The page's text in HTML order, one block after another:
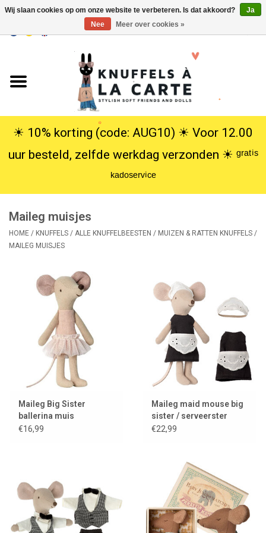
USD
Knuffels
Poppen
SALE
Lookbooks
☀︎ 10% korting (code: AUG10) ☀︎ Voor 12.00
uur besteld, zelfde werkdag verzonden ☀︎ ᵍʳᵃᵗⁱˢ
ᵏᵃᵈᵒˢᵉʳᵛⁱᶜᵉ
Maileg muisjes
HOME / KNUFFELS / ALLE KNUFFELBEESTEN / MUIZEN & RATTEN KNUFFELS /
MAILEG MUISJES
Maileg Big Sister
ballerina muis
€16,99
Maileg maid mouse big
sister / serveerster
€22,99
Wij slaan cookies op om onze website te verbeteren. Is dat akkoord?
Ja
Nee
Meer over cookies »